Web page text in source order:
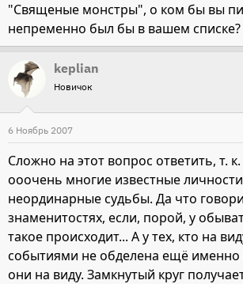
"Священые монстры", о ком бы вы
непременно был бы в вашем списке?
keplian
Новичок
6 Ноябрь 2007
Сложно на этот вопрос ответить, т.
ооочень многие известные
неординарные судьбы. Да что
знаменитостях, если, порой, у
такое происходит... А у тех, кто на
событиями не обделена ещё именно
они на виду. Замкнутый круг